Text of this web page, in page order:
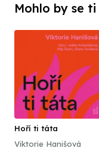
Mohlo by se
Hoří ti táta
Viktorie Hanišová